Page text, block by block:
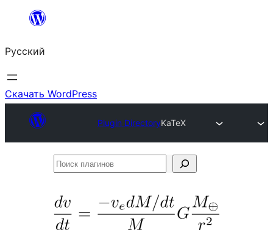
Перейти
содержимому
Русский
Скачать WordPress
Plugin DirectoryKaTeX
Поиск